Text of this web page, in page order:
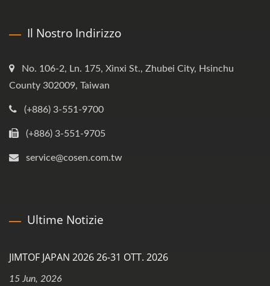
Il Nostro Indirizzo
No. 106-2, Ln. 175, Xinxi St., Zhubei City, Hsinchu
County 302009, Taiwan
(+886) 3-551-9700
(+886) 3-551-9705
service@cosen.com.tw
Ultime Notizie
JIMTOF JAPAN 2026 26-31 OTT. 2026
15 Jun, 2026